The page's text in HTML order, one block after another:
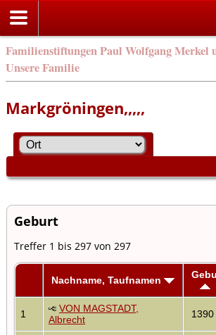
Familienstiftungen Paul Wolfgang Merkel
Unsere Familie
Markgröningen,,,,,
Geburt
Treffer 1 bis 297 von 297
Nachname, Taufnamen
1
VON MAGSTADT,
Albrecht
1390